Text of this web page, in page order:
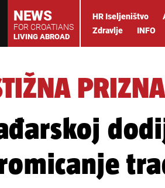
NEWS
FOR CROATIANS
LIVING ABROAD
HR Iseljeništvo
Zdravlje
INFO